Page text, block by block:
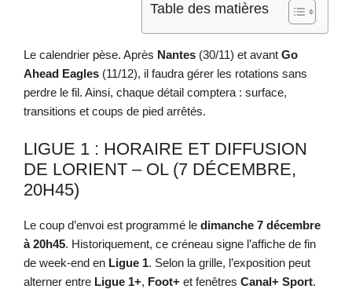
Table des matières
Le calendrier pèse. Après Nantes (30/11) et avant Go
Ahead Eagles (11/12), il faudra gérer les rotations sans
perdre le fil. Ainsi, chaque détail comptera : surface,
transitions et coups de pied arrêtés.
LIGUE 1 : HORAIRE ET DIFFUSION
DE LORIENT – OL (7 DÉCEMBRE,
20H45)
Le coup d’envoi est programmé le dimanche 7 décembre
à 20h45. Historiquement, ce créneau signe l’affiche de fin
de week-end en Ligue 1. Selon la grille, l’exposition peut
alterner entre Ligue 1+, Foot+ et fenêtres Canal+ Sport.